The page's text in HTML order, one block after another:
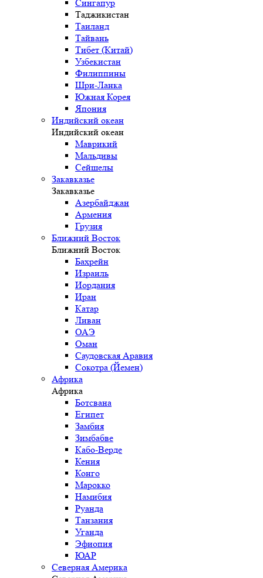
Сингапур
Таджикистан
Таиланд
Тайвань
Тибет (Китай)
Узбекистан
Филиппины
Шри-Ланка
Южная Корея
Япония
Индийский океан
Индийский океан
Маврикий
Мальдивы
Сейшелы
Закавказье
Закавказье
Азербайджан
Армения
Грузия
Ближний Восток
Ближний Восток
Бахрейн
Израиль
Иордания
Иран
Катар
Ливан
ОАЭ
Оман
Саудовская Аравия
Сокотра (Йемен)
Африка
Африка
Ботсвана
Египет
Замбия
Зимбабве
Кабо-Верде
Кения
Конго
Марокко
Намибия
Руанда
Танзания
Уганда
Эфиопия
ЮАР
Северная Америка